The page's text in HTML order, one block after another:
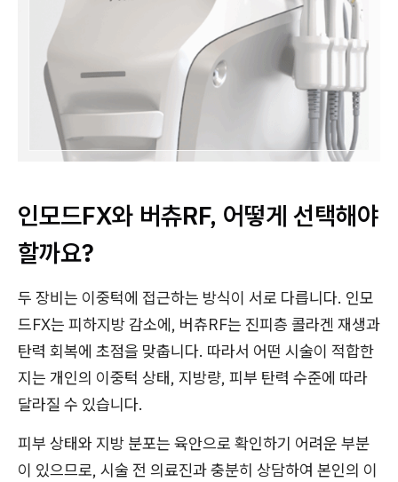
인모드FX와 버츄RF, 어떻게 선택해야
할까요?
두 장비는 이중턱에 접근하는 방식이 서로 다릅니다. 인모
드FX는 피하지방 감소에, 버츄RF는 진피층 콜라겐 재생과
탄력 회복에 초점을 맞춥니다. 따라서 어떤 시술이 적합한
지는 개인의 이중턱 상태, 지방량, 피부 탄력 수준에 따라
달라질 수 있습니다.
피부 상태와 지방 분포는 육안으로 확인하기 어려운 부분
이 있으므로, 시술 전 의료진과 충분히 상담하여 본인의 이